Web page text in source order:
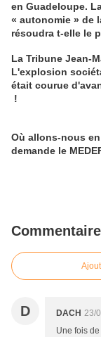
en Guadeloupe.
« autonomie » de
résoudra t-elle le
La Tribune Jean-
L'explosion
était courue
!
Où allons-nous
demande le
D DACH 23/
Une fois